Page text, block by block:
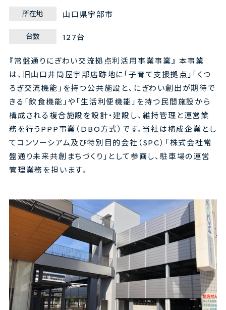
所在地 山口県宇部市
台数 127台
『常盤通りにぎわい交流拠点利活用事業事業』 本事業
は、旧山口井筒屋宇部店跡地に「子育て支援拠点」「くつ
ろぎ交流機能」を持つ公共施設と、にぎわい創出が期待で
きる「飲食機能」や「生活利便機能」を持つ民間施設から
構成される複合施設を設計・建設し、維持管理と運営業
務を行うPPP事業（DBO方式）です。当社は構成企業とし
てコンソーシアム及び特別目的会社（SPC）「株式会社常
盤通り未来共創まちづくり」として参画し、駐車場の運営
管理業務を担います。